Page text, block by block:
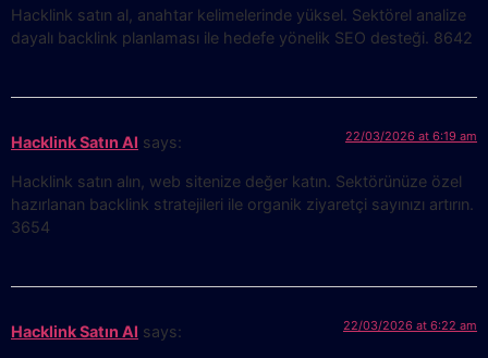
Hacklink satın al, anahtar kelimelerinde yüksel. Sektörel analize
dayalı backlink planlaması ile hedefe yönelik SEO desteği. 8642
Hacklink Satın Al says: 22/03/2026 at 6:19 am
Hacklink satın alın, web sitenize değer katın. Sektörünüze özel
hazırlanan backlink stratejileri ile organik ziyaretçi sayınızı artırın.
3654
Hacklink Satın Al says: 22/03/2026 at 6:22 am